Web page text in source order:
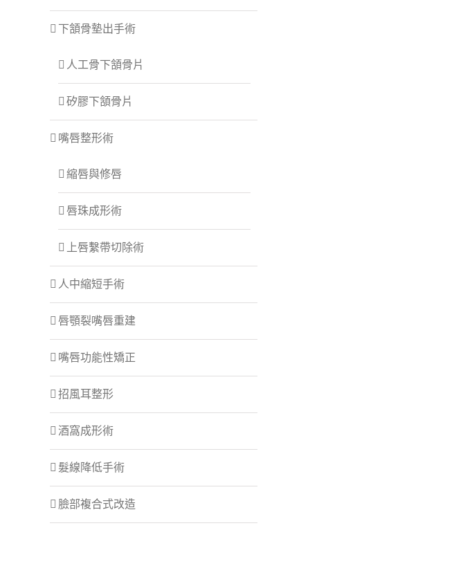
下頷骨墊出手術
人工骨下頷骨片
矽膠下頷骨片
嘴唇整形術
縮唇與修唇
唇珠成形術
上唇繫帶切除術
人中縮短手術
唇顎裂嘴唇重建
嘴唇功能性矯正
招風耳整形
酒窩成形術
髮線降低手術
臉部複合式改造